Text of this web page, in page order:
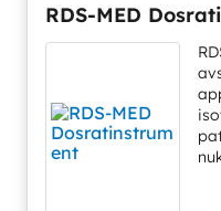
RDS-MED